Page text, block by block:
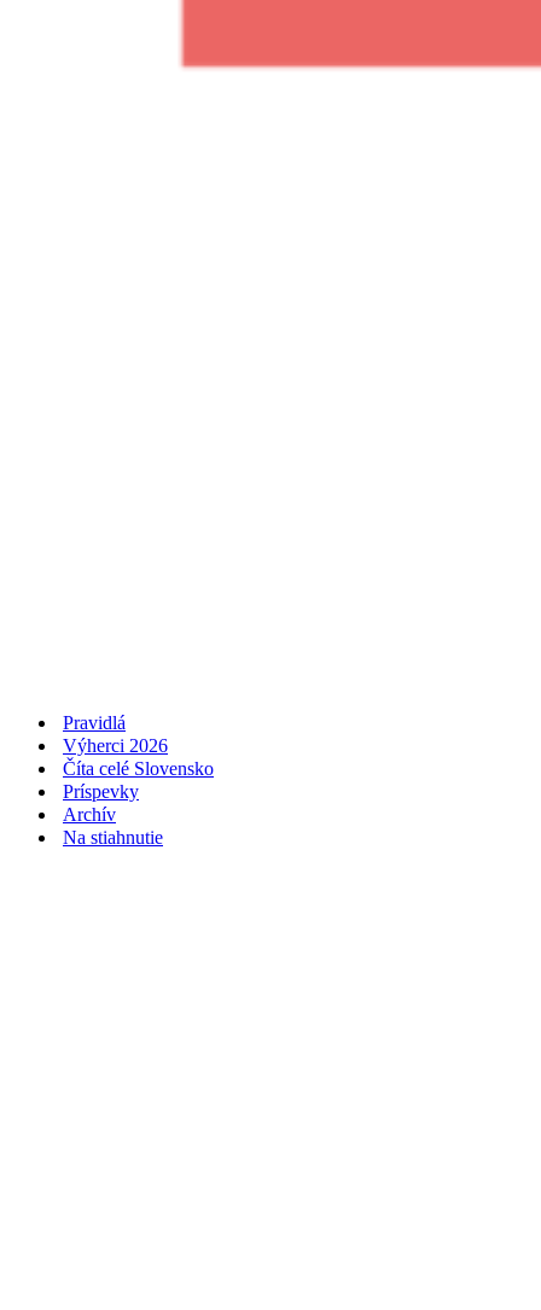
Pravidlá
Výherci 2026
Číta celé Slovensko
Príspevky
Archív
Na stiahnutie